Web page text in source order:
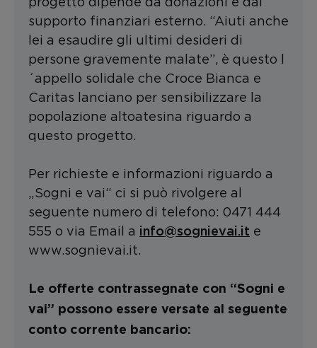
supporto finanziari esterno. “Aiuti anche
lei a esaudire gli ultimi desideri di
persone gravemente malate”, è questo l
´appello solidale che Croce Bianca e
Caritas lanciano per sensibilizzare la
popolazione altoatesina riguardo a
questo progetto.
Per richieste e informazioni riguardo a
„Sogni e vai“ ci si può rivolgere al
seguente numero di telefono: 0471 444
555 o via Email a info@sognievai.it e
www.sognievai.it.
Le offerte contrassegnate con “Sogni e
vai” possono essere versate al seguente
conto corrente bancario: